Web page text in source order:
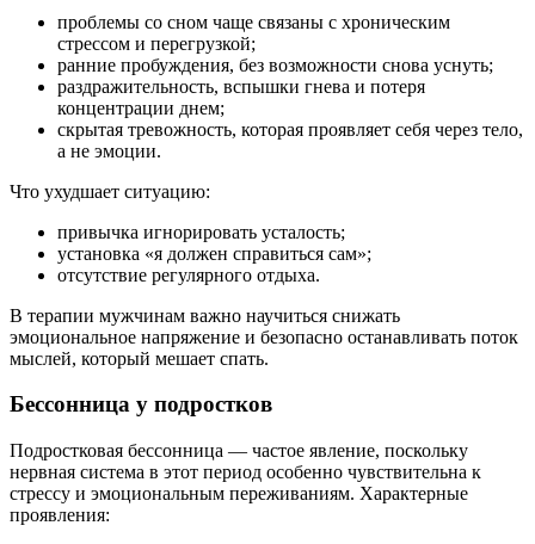
проблемы со сном чаще связаны с хроническим
стрессом и перегрузкой;
ранние пробуждения, без возможности снова уснуть;
раздражительность, вспышки гнева и потеря
концентрации днем;
скрытая тревожность, которая проявляет себя через тело,
а не эмоции.
Что ухудшает ситуацию:
привычка игнорировать усталость;
установка «я должен справиться сам»;
отсутствие регулярного отдыха.
В терапии мужчинам важно научиться снижать
эмоциональное напряжение и безопасно останавливать поток
мыслей, который мешает спать.
Бессонница у подростков
Подростковая бессонница — частое явление, поскольку
нервная система в этот период особенно чувствительна к
стрессу и эмоциональным переживаниям. Характерные
проявления: